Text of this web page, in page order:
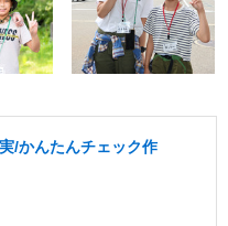
/かんたんチェック作